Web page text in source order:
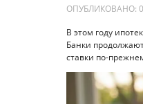
ОПУБЛИКОВАНО:
В этом году
Банки
ставки по-